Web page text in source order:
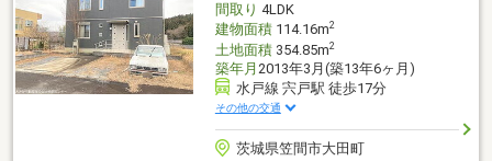
間取り 4LDK
建物面積114.16m2
土地面積354.85m2
築年月 2013年3月(築13年6ヶ月)
水戸線 宍戸駅 徒歩17分
その他の交通
茨城県笠間市大田町